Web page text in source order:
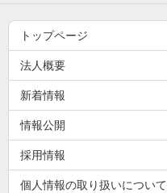
トップページ
法人概要
新着情報
情報公開
採用情報
個人情報の取り扱いについて